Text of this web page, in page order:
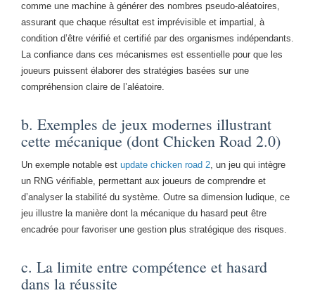
comme une machine à générer des nombres pseudo-aléatoires,
assurant que chaque résultat est imprévisible et impartial, à
condition d’être vérifié et certifié par des organismes indépendants.
La confiance dans ces mécanismes est essentielle pour que les
joueurs puissent élaborer des stratégies basées sur une
compréhension claire de l’aléatoire.
b. Exemples de jeux modernes illustrant
cette mécanique (dont Chicken Road 2.0)
Un exemple notable est update chicken road 2, un jeu qui intègre
un RNG vérifiable, permettant aux joueurs de comprendre et
d’analyser la stabilité du système. Outre sa dimension ludique, ce
jeu illustre la manière dont la mécanique du hasard peut être
encadrée pour favoriser une gestion plus stratégique des risques.
c. La limite entre compétence et hasard
dans la réussite